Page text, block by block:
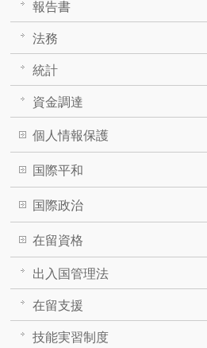
報告書
法務
統計
資金調達
個人情報保護
国際平和
国際政治
在留資格
出入国管理法
在留支援
技能実習制度